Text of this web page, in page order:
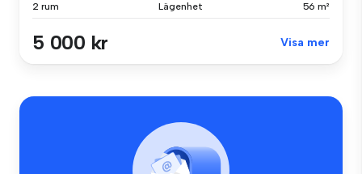
2 rum Lägenhet 56 m²
5 000 kr Visa mer